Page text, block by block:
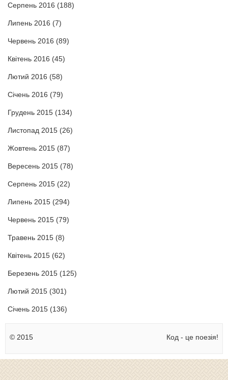
Серпень 2016 (188)
Липень 2016 (7)
Червень 2016 (89)
Квітень 2016 (45)
Лютий 2016 (58)
Січень 2016 (79)
Грудень 2015 (134)
Листопад 2015 (26)
Жовтень 2015 (87)
Вересень 2015 (78)
Серпень 2015 (22)
Липень 2015 (294)
Червень 2015 (79)
Травень 2015 (8)
Квітень 2015 (62)
Березень 2015 (125)
Лютий 2015 (301)
Січень 2015 (136)
© 2015 Код - це поезія!